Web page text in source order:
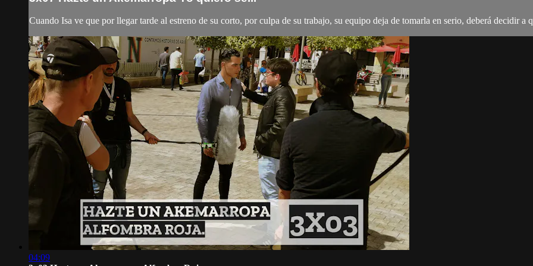
Cuando Isa ve que por llegar tarde al estreno de su corto, por culpa de su trabajo, su equipo deja de tomarla en serio, deberá decidir a
04:09